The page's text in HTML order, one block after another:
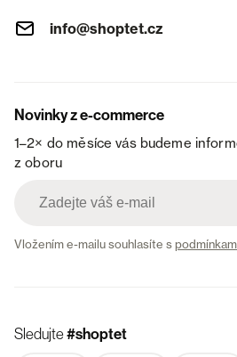
info@shoptet.cz
Novinky z e-commerce
1–2× do měsíce vás budeme
z oboru
Vložením e-mailu souhlasíte s
Sledujte#shoptet